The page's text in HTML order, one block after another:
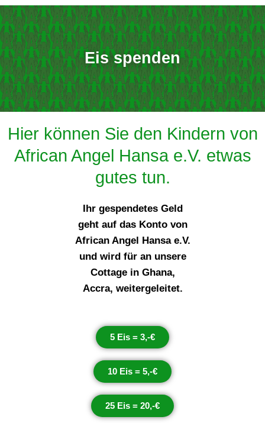
Eis spenden
Hier können Sie den Kindern von
African Angel Hansa e.V. etwas
gutes tun.
Ihr gespendetes Geld
geht auf das Konto von
African Angel Hansa e.V.
und wird für an unsere
Cottage in Ghana,
Accra, weitergeleitet.
5 Eis = 3,-€
10 Eis = 5,-€
25 Eis = 20,-€